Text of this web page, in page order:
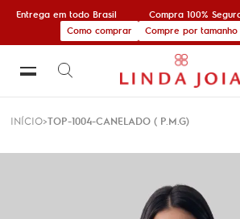
Entrega em todo Brasil Compra 100% Segura
Como comprar
Compre por tamanho
INÍCIO TOP-1004-CANELADO ( P.M.G)